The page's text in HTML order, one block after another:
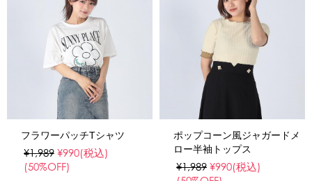
フラワーパッチTシャツ
¥1,989 ¥990(税込)
(50%OFF)
ポップコーン風ジャガードメ
ロー半袖トップス
¥1,989 ¥990(税込)